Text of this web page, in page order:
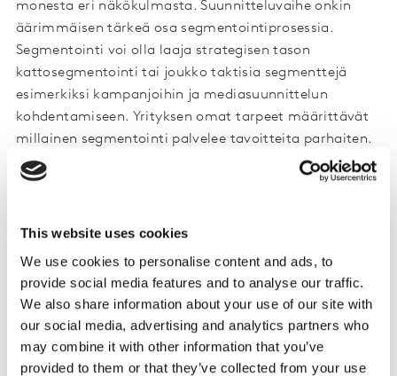
This website uses cookies
We use cookies to personalise content and ads, to
provide social media features and to analyse our traffic.
We also share information about your use of our site with
our social media, advertising and analytics partners who
may combine it with other information that you’ve
provided to them or that they’ve collected from your use
monesta eri näkökulmasta. Suunnitteluvaihe onkin
äärimmäisen tärkeä osa segmentointiprosessia.
Segmentointi voi olla laaja strategisen tason
kattosegmentointi tai joukko taktisia segmenttejä
esimerkiksi kampanjoihin ja mediasuunnittelun
kohdentamiseen. Yrityksen omat tarpeet määrittävät
millainen segmentointi palvelee tavoitteita parhaiten.
Myös segmentoinnin osalta pätee sanonta hyvin
suunniteltu on puoliksi tehty.
Strateginen segmentointi parantaa mitatusti
Yrityskohtaisesti räätälöity segmentointi.
Jaottelee kuluttajat tai asiakkaat yrityksen
liiketaloudellisten tavoitteiden kannalta